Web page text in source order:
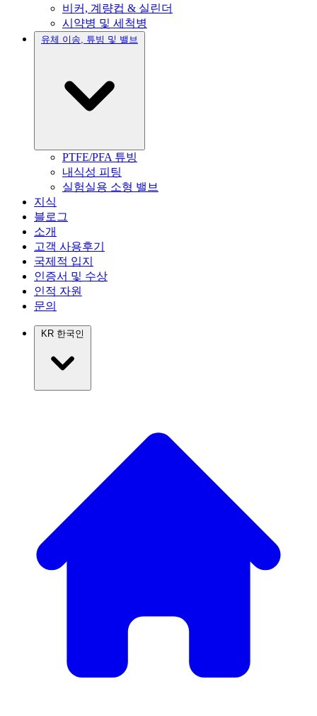
비커, 계량컵 & 실린더
시약병 및 세척병
유체 이송, 튜빙 및 밸브
PTFE/PFA 튜빙
내식성 피팅
실험실용 소형 밸브
지식
블로그
소개
고객 사용후기
국제적 입지
인증서 및 수상
인적 자원
문의
KR 한국인